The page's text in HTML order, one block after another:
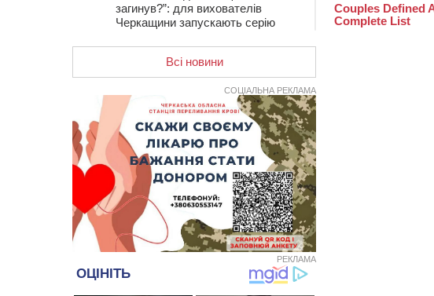
загинув?”: для вихователів
Черкащини запускають серію
На Золотоніщині вже десяту
добу гасять пожежу торфу
11:35
Від 80 гривень за кілограм: в
Україні прогнозують стрибок цін на
гречку
10:56
Захисника зі Звенигородщини,
який обороняв Авдіївку,
нагородили “Комбатантським
хрестом”
10:10
На Черкащині п’яний мотоцикліст
зіткнувся з мопедом: двоє людей у
лікарні
09:42 Ветерани МСК “Дніпро” вибороли
бронзу чемпіонату України
Всі новини
СОЦІАЛЬНА РЕКЛАМА
РЕКЛАМА